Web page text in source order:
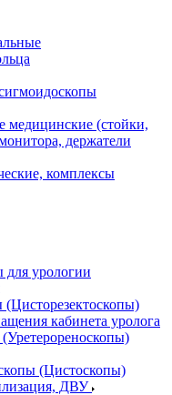
медицинские (стойки,
держатели
комплексы
урологии
(Цисторезектоскопы)
кабинета уролога
(Цистоскопы)
ДВУ